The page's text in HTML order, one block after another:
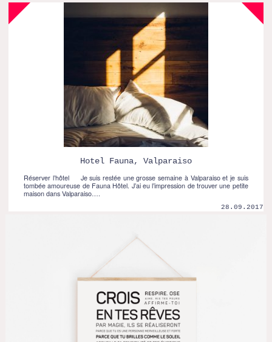
Hotel Fauna, Valparaiso
Réserver l’hôtel Je suis restée une grosse semaine à Valparaiso et je suis
tombée amoureuse de Fauna Hôtel. J’ai eu l’impression de trouver une petite
maison dans Valparaiso….
28.09.2017